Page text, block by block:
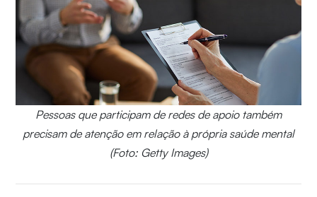
Pessoas que participam de redes de apoio também
precisam de atenção em relação à própria saúde mental
(Foto: Getty Images)